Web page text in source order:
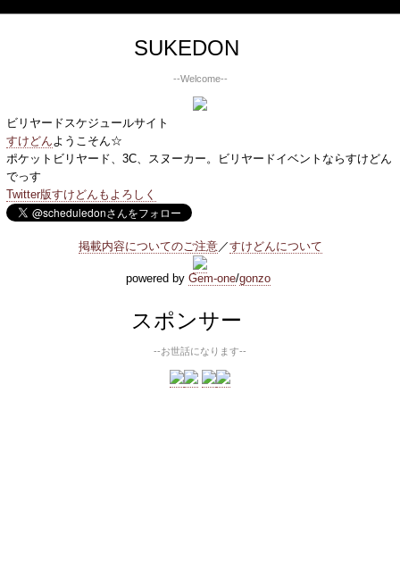
SUKEDON
--Welcome--
ビリヤードスケジュールサイト
すけどんようこそん☆
ポケットビリヤード、3C、スヌーカー。ビリヤードイベントならすけどん
でっす
Twitter版すけどんもよろしく
掲載内容についてのご注意／すけどんについて
powered by Gem-one/gonzo
スポンサー
--お世話になります--